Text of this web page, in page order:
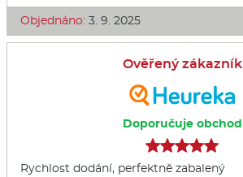
Objednáno: 3. 9. 2025
Ověřený zákazník
Doporučuje obchod
Rychlost dodání, perfektně zabalený